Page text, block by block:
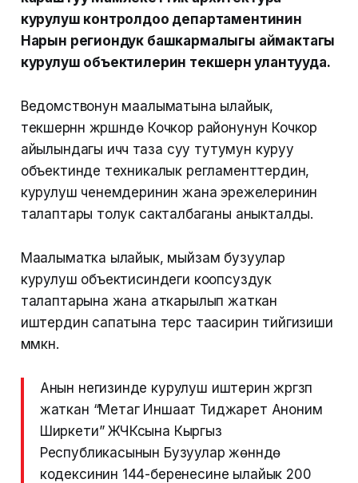
курулуш контролдоо департаментинин
Нарын региондук башкармалыгы аймактагы
курулуш объектилерин текшерүүнү улантууда.
Ведомствонун маалыматына ылайык,
текшерүүнүн жүрүшүндө Кочкор районунун Кочкор
айылындагы ичүүчү таза суу тутумун куруу
объектинде техникалык регламенттердин,
курулуш ченемдеринин жана эрежелеринин
талаптары толук сакталбаганы аныкталды.
Маалыматка ылайык, мыйзам бузуулар
курулуш объектисиндеги коопсуздук
талаптарына жана аткарылып жаткан
иштердин сапатына терс таасирин тийгизиши
мүмкүн.
Анын негизинде курулуш иштерин жүргүзүп
жаткан “Метаг Иншаат Тиджарет Аноним
Ширкети” ЖЧКсына Кыргыз
Республикасынын Бузуулар жөнүндө
кодексинин 144-беренесине ылайык 200